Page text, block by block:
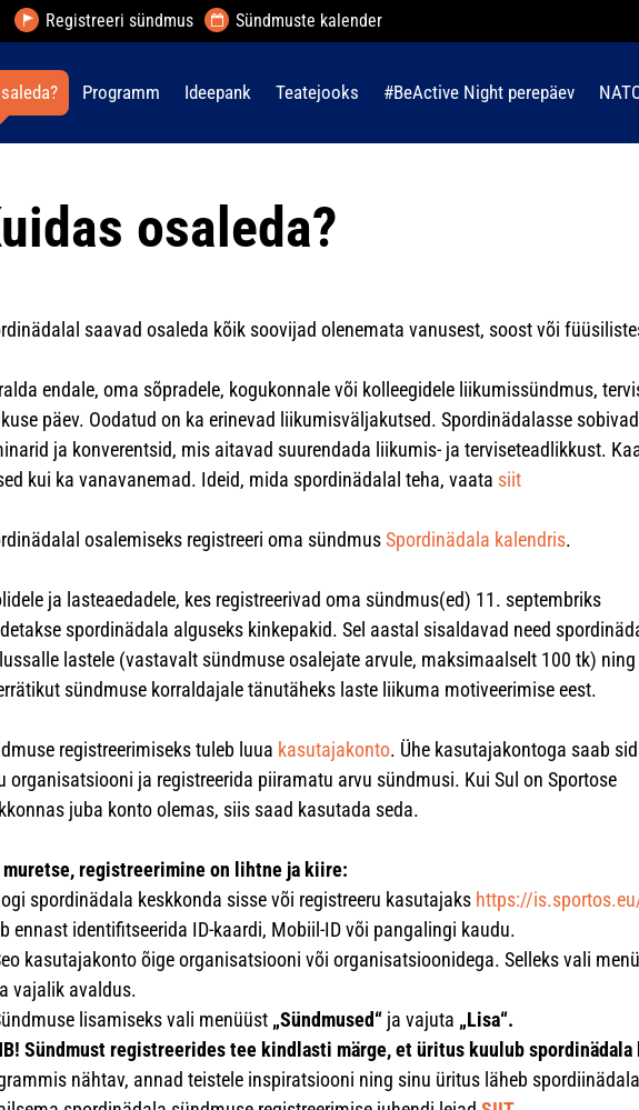
Registreeri sündmus Sündmuste kalender
Programm Ideepank Teatejooks #BeActive Night perepäev
osaleda?
saavad osaleda kõik soovijad olenemata vanusest, soost või
endale, oma sõpradele, kogukonnale või kolleegidele liikumissündmus,
päev. Oodatud on ka erinevad liikumisväljakutsed. Spordinädalasse
ja konverentsid, mis aitavad suurendada liikumis- ja terviseteadlikkust.
kui ka vanavanemad. Ideid, mida spordinädalal teha, vaata siit
osalemiseks registreeri oma sündmusSpordinädala kalendris.
ja lasteaedadele, kes registreerivad oma sündmus(ed) 11. septembriks
spordinädala alguseks kinkepakid. Sel aastal sisaldavad need
lastele (vastavalt sündmuse osalejate arvule, maksimaalselt 100 tk) ning
sündmuse korraldajale tänutäheks laste liikuma motiveerimise eest.
registreerimiseks tuleb luua kasutajakonto. Ühe kasutajakontoga saab
organisatsiooni ja registreerida piiramatu arvu sündmusi. Kui Sul on Sportose
juba konto olemas, siis saad kasutada seda.
muretse, registreerimine on lihtne ja kiire:
spordinädala keskkonda sisse või registreeru kasutajaks https://
ennast identifitseerida ID-kaardi, Mobiil-ID või pangalingi kaudu.
kasutajakonto õige organisatsiooni või organisatsioonidega. Selleks vali
vajalik avaldus.
lisamiseks vali menüüst „Sündmused“ ja vajuta „Lisa“.
Sündmust registreerides tee kindlasti märge, et üritus kuulub spordinädala
nähtav, annad teistele inspiratsiooni ning sinu üritus läheb